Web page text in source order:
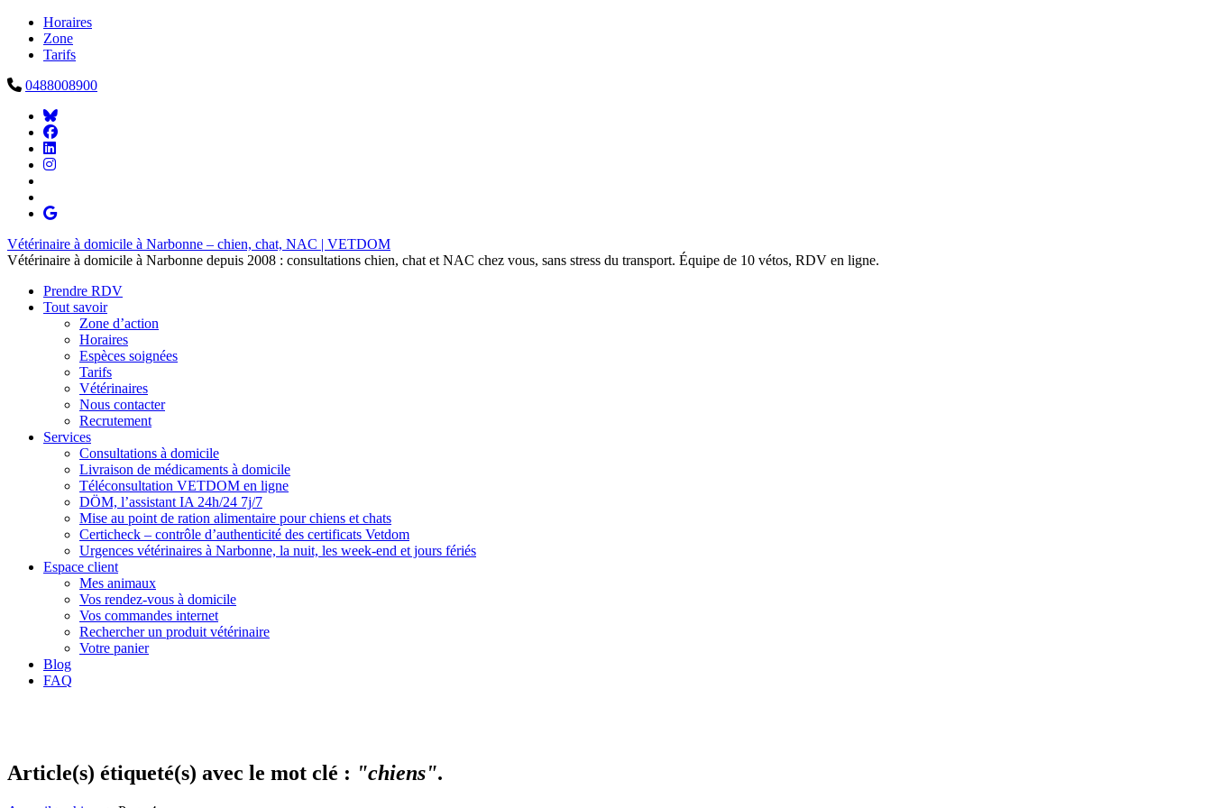
Horaires
Zone
Tarifs
0488008900
Vétérinaire à domicile à Narbonne – chien, chat, NAC | VETDOM
Vétérinaire à domicile à Narbonne depuis 2008 : consultations chien, chat et NAC chez vous, sans stress du transport. Équipe de 10 vétos, RDV en ligne.
Prendre RDV
Tout savoir
Zone d’action
Horaires
Espèces soignées
Tarifs
Vétérinaires
Nous contacter
Recrutement
Services
Consultations à domicile
Livraison de médicaments à domicile
Téléconsultation VETDOM en ligne
DÖM, l’assistant IA 24h/24 7j/7
Mise au point de ration alimentaire pour chiens et chats
Certicheck – contrôle d’authenticité des certificats Vetdom
Urgences vétérinaires à Narbonne, la nuit, les week-end et jours fériés
Espace client
Mes animaux
Vos rendez-vous à domicile
Vos commandes internet
Rechercher un produit vétérinaire
Votre panier
Blog
FAQ
Article(s) étiqueté(s) avec le mot clé : "chiens".